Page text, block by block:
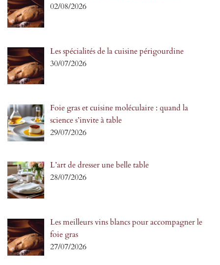
02/08/2026
Les spécialités de la cuisine périgourdine
30/07/2026
Foie gras et cuisine moléculaire : quand la
science s’invite à table
29/07/2026
L’art de dresser une belle table
28/07/2026
Les meilleurs vins blancs pour accompagner le
foie gras
27/07/2026